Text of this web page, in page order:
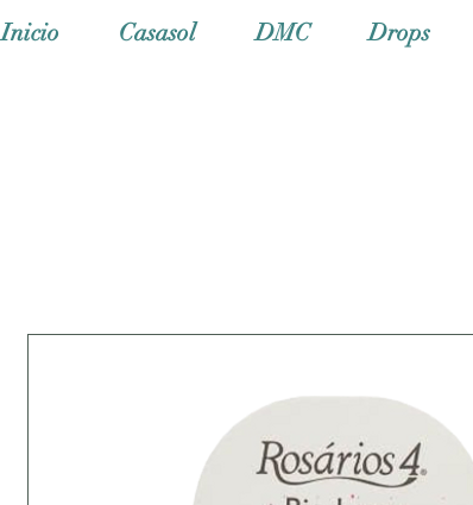
Inicio Casasol DMC Drops